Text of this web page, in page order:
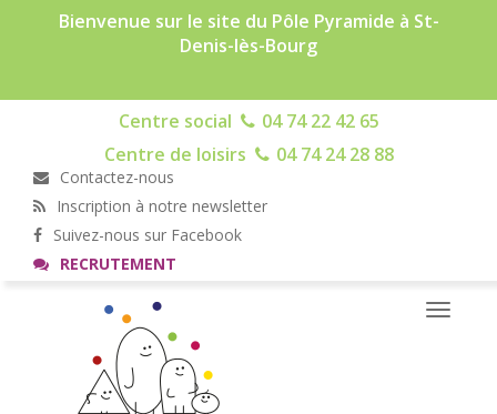
Bienvenue sur le site du Pôle Pyramide à St-
Denis-lès-Bourg
Centre social
04 74 22 42 65
Centre de loisirs
04 74 24 28 88
Contactez-nous
Inscription à notre newsletter
Suivez-nous sur Facebook
RECRUTEMENT
Toggle